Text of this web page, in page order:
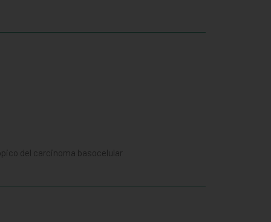
del carcinoma basocelular